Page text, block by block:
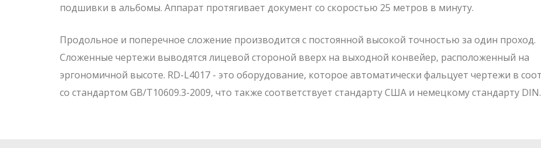
подшивки в альбомы. Аппарат протягивает документ со скоростью 25 метров в минуту.
Продольное и поперечное сложение производится с постоянной высокой точностью за один проход.
Сложенные чертежи выводятся лицевой стороной вверх на выходной конвейер, расположенный на
эргономичной высоте. RD-L4017 - это оборудование, которое автоматически фальцует чертежи в
со стандартом GB/T10609.3-2009, что также соответствует стандарту США и немецкому стандарту DIN.